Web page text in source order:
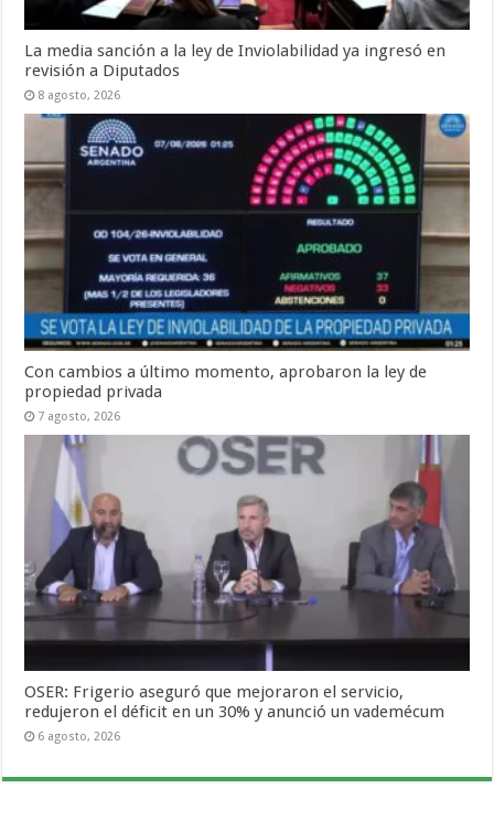
La media sanción a la ley de Inviolabilidad ya ingresó en
revisión a Diputados
8 agosto, 2026
Con cambios a último momento, aprobaron la ley de
propiedad privada
7 agosto, 2026
OSER: Frigerio aseguró que mejoraron el servicio,
redujeron el déficit en un 30% y anunció un vademécum
6 agosto, 2026